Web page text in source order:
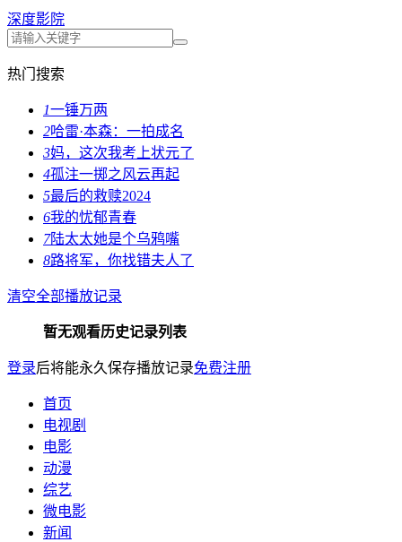
深度影院
热门搜索
1一锤万两
2哈雷·本森：一拍成名
3妈，这次我考上状元了
4孤注一掷之风云再起
5最后的救赎2024
6我的忧郁青春
7陆太太她是个乌鸦嘴
8路将军，你找错夫人了
清空全部播放记录
暂无观看历史记录列表
登录后将能永久保存播放记录免费注册
首页
电视剧
电影
动漫
综艺
微电影
新闻